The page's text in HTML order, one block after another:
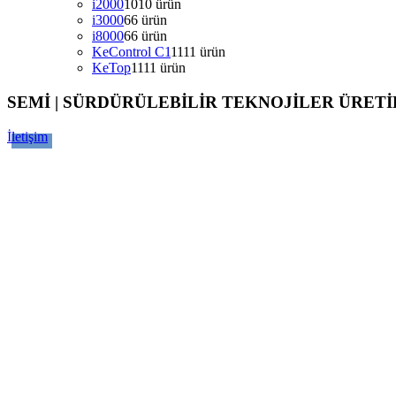
i20001010 ürün
i300066 ürün
i800066 ürün
KeControl C11111 ürün
KeTop1111 ürün
SEMİ | SÜRDÜRÜLEBİLİR TEKNOJİLER
İletişim